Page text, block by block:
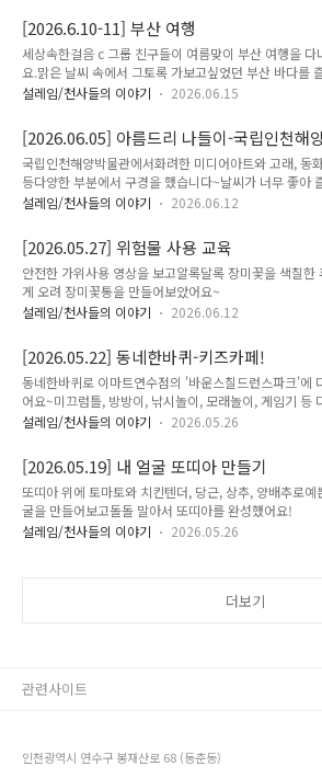
[2026.6.10-11] 부산 여행
세상속한걸음 c 그룹 친구들이 여름맞이 부산 여행을 다
요.맑은 날씨 속에서 그토록 가보고싶었던 부산 바다를
요트 체험, 미션테마파크 이용, 지하철과 시장 탐방 등 재
로 멋진 체험도 가득 하고맛있는 것도 잔뜩 먹을 수 있어
했던 여행이었어요!
설레임/천사들의 이야기 2026.06.15
[2026.06.05] 아름드리 나들이-국립인천해
관 관람
국립인천해양박물관에서화려한 미디어아트와 고래, 동
등다양한 부분에서 구경을 했습니다~날씨가 너무 좋아
나들이를 다녀왔답니다!
설레임/천사들의 이야기 2026.06.12
[2026.05.27] 위험물 사용 교육
안전한 가위사용 영상을 보고알록달록 장미꽃을 색칠한
게 오려 장미꽃통을 만들어보았어요~
설레임/천사들의 이야기
2026.06.12
[2026.05.22] 동네한바퀴-키즈카페!
동네한바퀴로 이마트연수점의 '바운스칠드런스파크'에
어요~미끄럼틀, 방방이, 낚시놀이, 모래놀이, 게임기 등
놀이 중원하는 것을 선택하여 열심히 즐기고 왔어요!
설레임/천사들의 이야기 2026.05.26
[2026.05.19] 내 얼굴 또띠아 만들기
또띠아 위에 토마토와 치킨텐더, 당근, 상추, 양배추로예
굴을 만들어보고돌돌 말아서 또띠아를 완성했어요!
설레임/천사들의 이야기
2026.05.26
더보기
인천광역시 연수구 봉재산로 68 (동춘동)
관련사이트